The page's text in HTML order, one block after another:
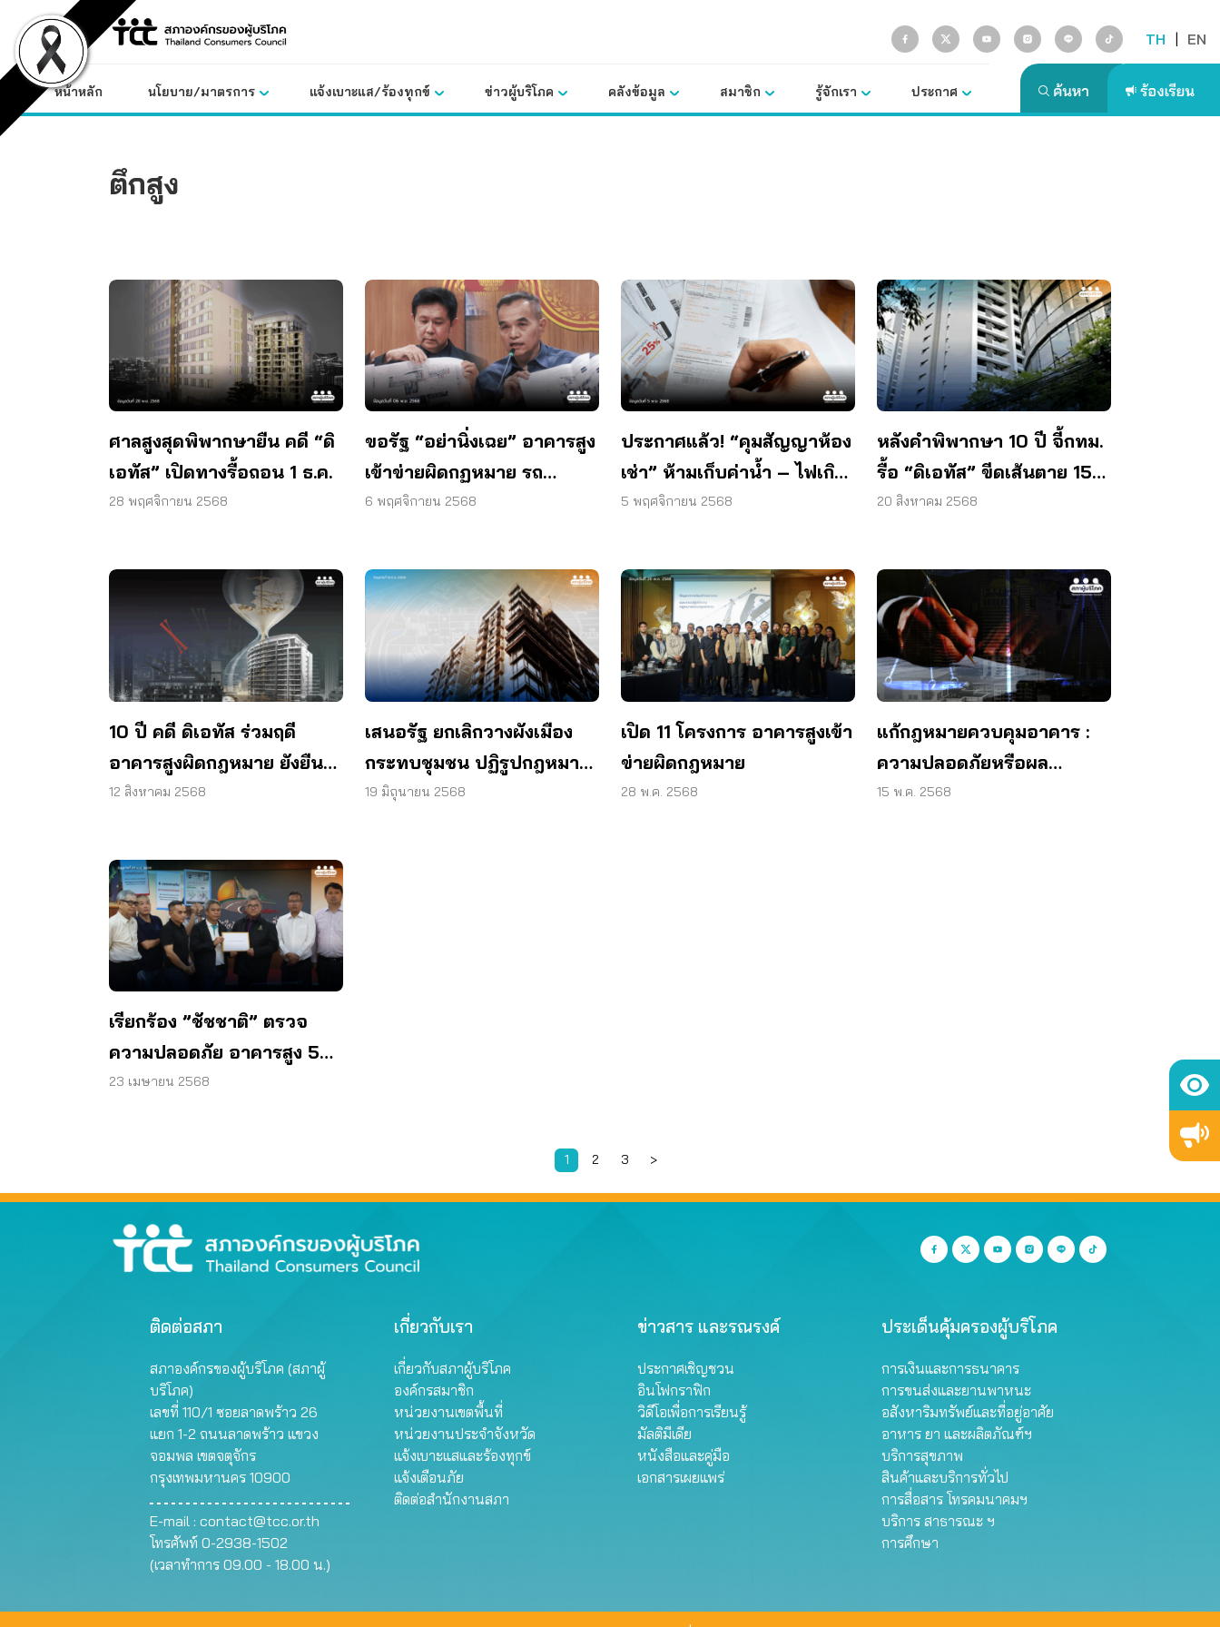
content
TH | EN
หน้าหลัก นโยบาย/มาตรการ แจ้งเบาะแส/ร้องทุกข์ ข่าวผู้บริโภค คลังข้อมูล สมาชิก รู้จักเรา ประกาศ
ตึกสูง
ศาลสูงสุดพิพากษายืน คดี “ดิ
เอทัส” เปิดทางรื้อถอน 1 ธ.ค.
28 พฤศจิกายน 2568
ขอรัฐ “อย่านิ่งเฉย” อาคารสูง
เข้าข่ายผิดกฏหมาย รถ
นักเรียนไม่ปลอดภัย
6 พฤศจิกายน 2568
ประกาศแล้ว! “คุมสัญญาห้อง
เช่า” ห้ามเก็บค่าน้ำ – ไฟเกิน
จริง
5 พฤศจิกายน 2568
หลังคำพิพากษา 10 ปี จี้กทม.
รื้อ “ดิเอทัส” ขีดเส้นตาย 15
วัน ก่อนฟ้องคดี
20 สิงหาคม 2568
10 ปี คดี ดิเอทัส ร่วมฤดี
อาคารสูงผิดกฎหมาย ยังยืน
ท้าทายคำพิพากษา
12 สิงหาคม 2568
เสนอรัฐ ยกเลิกวางผังเมือง
กระทบชุมชน ปฏิรูปกฎหมาย
ให้ประชาชนมีส่วนร่วม
19 มิถุนายน 2568
เปิด 11 โครงการ อาคารสูงเข้า
ข่ายผิดกฎหมาย
28 พ.ค. 2568
แก้กฎหมายควบคุมอาคาร :
ความปลอดภัยหรือผล
ประโยชน์?
15 พ.ค. 2568
เรียกร้อง ”ชัชชาติ” ตรวจ
ความปลอดภัย อาคารสูง 50
เขต ใน 30 วัน
23 เมษายน 2568
1 2 3 >
ติดต่อสภา
สภาองค์กรของผู้บริโภค (สภาผู้
บริโภค)
เลขที่ 110/1 ซอยลาดพร้าว 26
แยก 1-2 ถนนลาดพร้าว แขวง
จอมพล เขตจตุจักร
กรุงเทพมหานคร 10900
E-mail : contact@tcc.or.th
โทรศัพท์ 0-2938-1502
(เวลาทำการ 09.00 - 18.00 น.)
เกี่ยวกับเรา
เกี่ยวกับสภาผู้บริโภค
องค์กรสมาชิก
หน่วยงานเขตพื้นที่
หน่วยงานประจำจังหวัด
แจ้งเบาะแสและร้องทุกข์
แจ้งเตือนภัย
ติดต่อสำนักงานสภา
ข่าวสาร และรณรงค์
ประกาศเชิญชวน
อินโฟกราฟิก
วิดีโอเพื่อการเรียนรู้
มัลติมีเดีย
หนังสือและคู่มือ
เอกสารเผยแพร่
ประเด็นคุ้มครองผู้บริโภค
การเงินและการธนาคาร
การขนส่งและยานพาหนะ
อสังหาริมทรัพย์และที่อยู่อาศัย
อาหาร ยา และผลิตภัณฑ์ฯ
บริการสุขภาพ
สินค้าและบริการทั่วไป
การสื่อสาร โทรคมนาคมฯ
บริการ สาธารณะ ฯ
การศึกษา